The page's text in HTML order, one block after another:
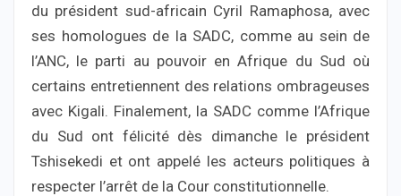
du président sud-africain Cyril Ramaphosa, avec
ses homologues de la SADC, comme au sein de
l’ANC, le parti au pouvoir en Afrique du Sud où
certains entretiennent des relations ombrageuses
avec Kigali. Finalement, la SADC comme l’Afrique
du Sud ont félicité dès dimanche le président
Tshisekedi et ont appelé les acteurs politiques à
respecter l’arrêt de la Cour constitutionnelle.